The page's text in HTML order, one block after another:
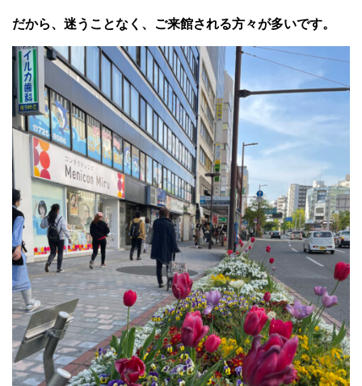
だから、迷うことなく、ご来館される方々が多いです。